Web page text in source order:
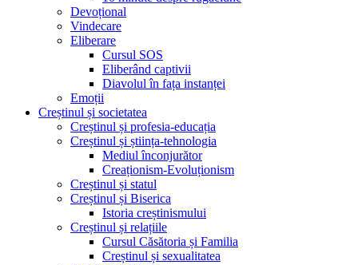
Devoțional
Vindecare
Eliberare
Cursul SOS
Eliberând captivii
Diavolul în fața instanței
Emoții
Creștinul și societatea
Creștinul și profesia-educația
Creștinul și știința-tehnologia
Mediul înconjurător
Creaționism-Evoluționism
Creștinul și statul
Creștinul și Biserica
Istoria creștinismului
Creștinul și relațiile
Cursul Căsătoria și Familia
Creștinul și sexualitatea